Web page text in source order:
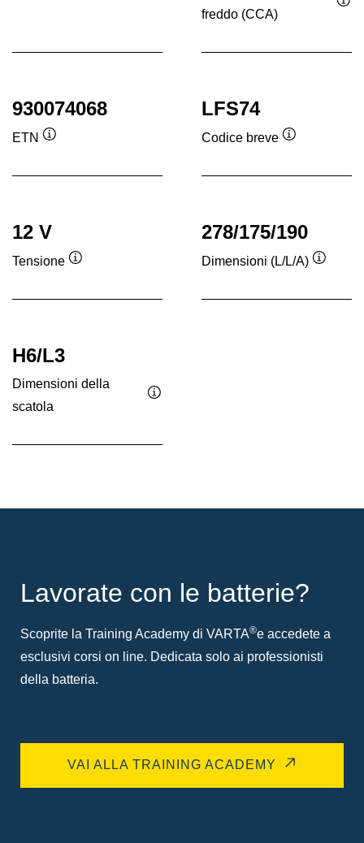
freddo (CCA)
930074068
ETN
LFS74
Codice breve
12 V
Tensione
278/175/190
Dimensioni (L/L/A)
H6/L3
Dimensioni della
scatola
Lavorate con le batterie?
Scoprite la Training Academy di VARTA®e accedete a
esclusivi corsi on line. Dedicata solo ai professionisti
della batteria.
VAI ALLA TRAINING ACADEMY